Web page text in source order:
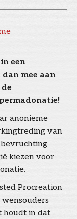
een
mee aan
anonieme
van
kiezen voor
Procreation
houdt in dat